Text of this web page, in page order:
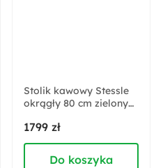
Stolik kawowy Stessle
okrągły 80 cm zielony
1799 zł
Do koszyka